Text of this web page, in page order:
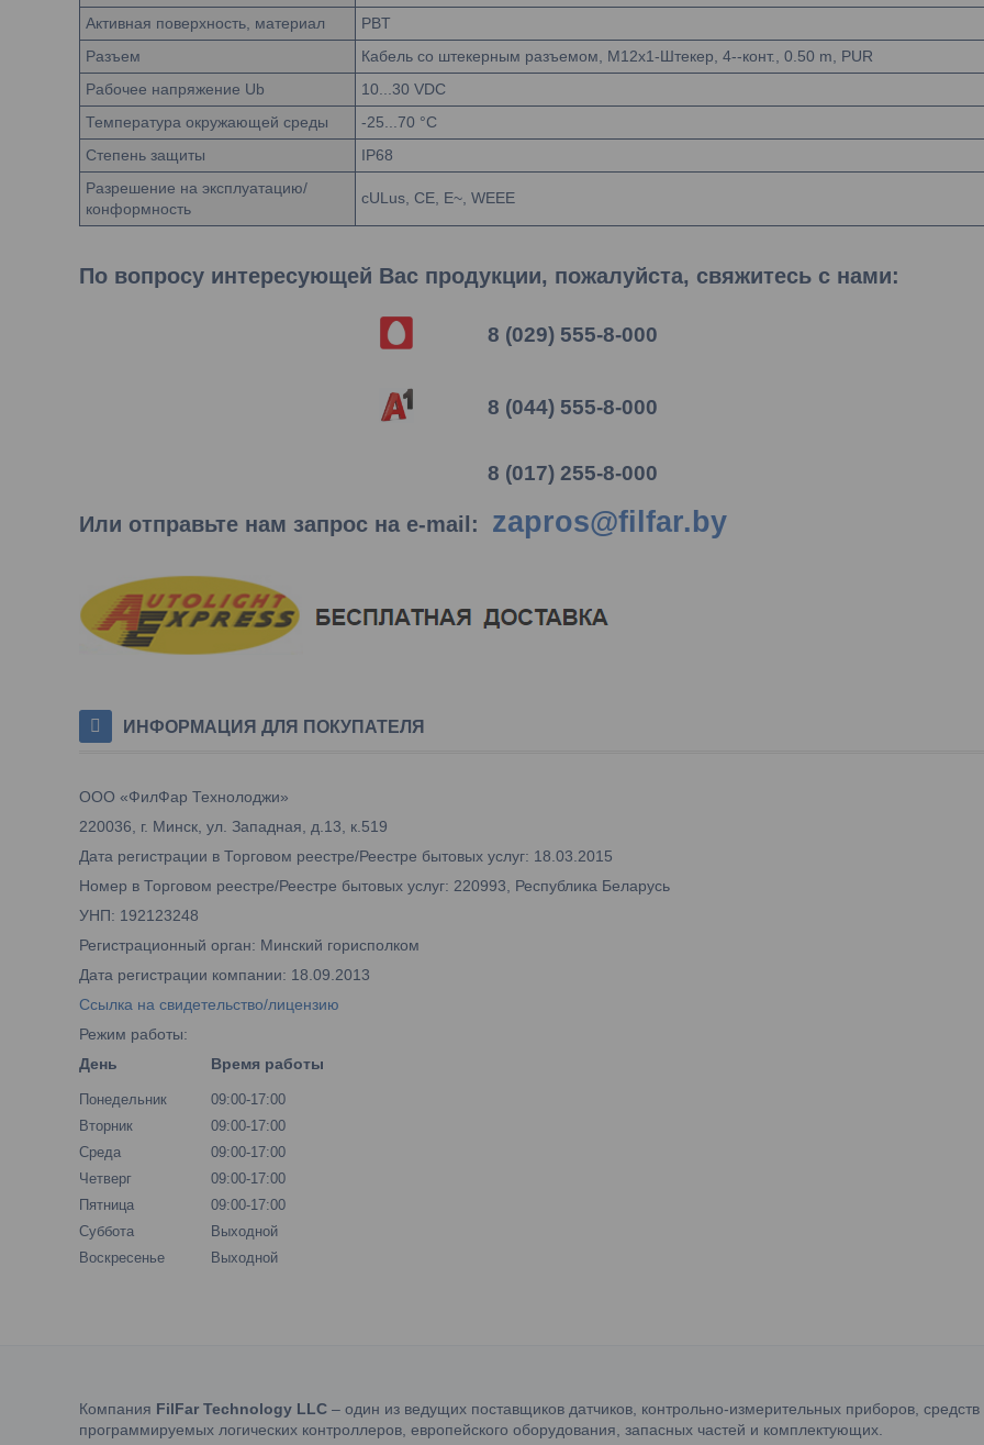
Активная поверхность, материал
PBT
Разъем
Кабель со штекерным разъемом, M12x1-Штекер, 4--конт., 0.50 m, PUR
Рабочее напряжение Ub
10...30 VDC
Температура окружающей среды
-25...70 °C
Степень защиты
IP68
Разрешение на эксплуатацию/
конформность
cULus, CE, E~, WEEE
По вопросу интересующей Вас продукции, пожалуйста, свяжитесь с нами:
8 (029) 555-8-000
8 (044) 555-8-000
8 (017) 255-8-000
Или отправьте нам запрос на e-mail : zapros@filfar.by
ИНФОРМАЦИЯ ДЛЯ ПОКУПАТЕЛЯ
ООО «ФилФар Технолоджи»
220036, г. Минск, ул. Западная, д.13, к.519
Дата регистрации в Торговом реестре/Реестре бытовых услуг: 18.03.2015
Номер в Торговом реестре/Реестре бытовых услуг: 220993, Республика Беларусь
УНП: 192123248
Регистрационный орган: Минский горисполком
Дата регистрации компании: 18.09.2013
Ссылка на свидетельство/лицензию
Режим работы:
День
Время работы
Понедельник
09:00-17:00
Вторник
09:00-17:00
Среда
09:00-17:00
Четверг
09:00-17:00
Пятница
09:00-17:00
Суббота
Выходной
Воскресенье
Выходной
Компания FilFar Technology LLC – один из ведущих поставщиков датчиков, контрольно-измерительных приборов,
программируемых логических контроллеров, европейского оборудования, запасных частей и комплектующих.